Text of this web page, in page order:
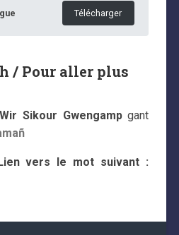
Télécharger
/ Pour aller plus
Sikour Gwengampgant
vers le mot suivant :